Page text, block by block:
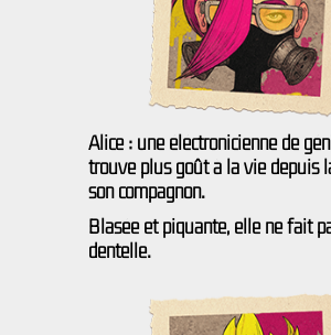
Alice : une éléctronicienne de
trouve plus goût à la vie depuis
son compagnon.
Blasée et piquante, elle ne fait
dentelle.